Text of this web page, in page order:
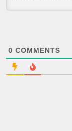
0 COMMENTS